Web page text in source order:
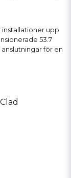
upp
53.7
för en